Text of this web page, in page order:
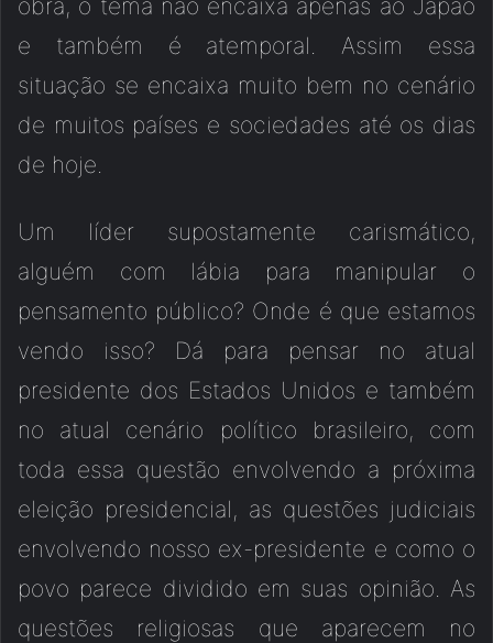
obra, o tema não encaixa apenas ao Japão
e também é atemporal. Assim essa
situação se encaixa muito bem no cenário
de muitos países e sociedades até os dias
de hoje.
Um líder supostamente carismático,
alguém com lábia para manipular o
pensamento público? Onde é que estamos
vendo isso? Dá para pensar no atual
presidente dos Estados Unidos e também
no atual cenário político brasileiro, com
toda essa questão envolvendo a próxima
eleição presidencial, as questões judiciais
envolvendo nosso ex-presidente e como o
povo parece dividido em suas opinião. As
questões religiosas que aparecem no